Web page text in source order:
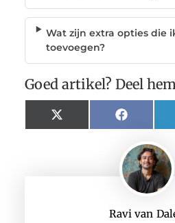
Ravi van
Wat zijn extra opties die
toevoegen?
Goed artikel? Deel
X
(Twitter)
Facebook